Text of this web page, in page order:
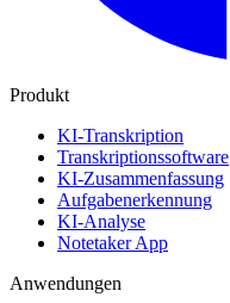
Produkt
KI-Transkription
Transkriptionssoftware
KI-Zusammenfassung
Aufgabenerkennung
KI-Analyse
Notetaker App
Anwendungen